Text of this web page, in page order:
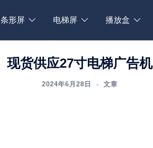
条形屏 电梯屏 播放盒
现货供应27寸电梯广告机
2024年6月28日 文章